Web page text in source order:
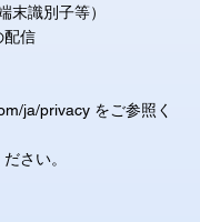
末識別子等）
配信
ja/privacy をご参照く
さい。